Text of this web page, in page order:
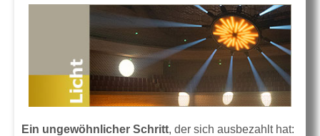
Ein ungewöhnlicher Schritt, der sich ausbezahlt hat: